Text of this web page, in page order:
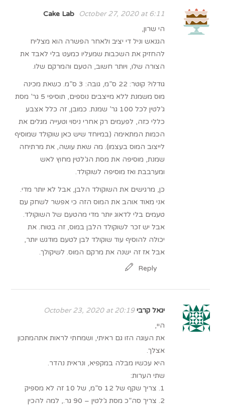
Cake Lab
October 27, 2020 at 6:11
הי שרון,
הגנאש וניל די יציב ולאחר הפשרה הוא מצליח
להחזיק את השכבות שמעליו כמעט בלי לאבד את
הצורה שלו, ויותר חשוב, הטעם והמרקם שלו.
גודלו? קוטר: 22 ס”מ, גובה: 3 ס”מ. כשאת מכינה
מוס משמנת ללא מייצבים נוספים, תוסיפי 5 גר’ מסת
ג’לטין לכל 100 גר’ שמנת. כמובן, זה כלל אצבע
כללי כזה, לפעמים רק אחרי ניסוי וטעייה מגלים את
הכמות המתאימה (במיוחד שיש כאן שוקולד שמוסיף
לייצוב המוס בעצמו). מה שאת עושה, את מרתיחה
שמנת, מוסיפה את מסת הג’לטין מחוץ לאש
ומערבבת ואז מוסיפה לשוקולד.
כן, מרגישים את השוקולד הלבן, אבל לא יותר מדי.
אני מאוד אוהב את המוס הזה כי אפשר לשחק עם
טעמים בלי לדאוג יותר מדי מהטעם של השוקולד.
אבל יש זכר לשוקולד הלבן במוס, זה בטוח. את
יכולה להוסיף עוד שוקולד לבן לטעם מודגש יותר,
אבל אז זה ישנה את מרקם המוס. לשיקולך.
Reply
יגאל קרבי October 23, 2020 at 20:19
היי,
את העוגה הזו גם ראיתי, ושמחתי לראות אתהמתכון
אצלך.
היא עכשיו מבלה במקפיא, ונראית נהדר.
שתי הערות:
1. צריך שקף של 12 ס”מ, של 10 זה לא מספיק
2. צריך סה”כ מסת ג’לטין – 90 גר., למה להכין